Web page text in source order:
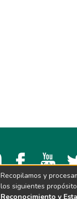
Recopilamos y
los siguientes
Reconocimiento y